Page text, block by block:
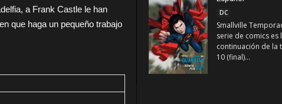
a Frank Castle le han
que haga un pequeño trabajo
DC
Smallville
serie de comics es
continuación de la
10 (final)...